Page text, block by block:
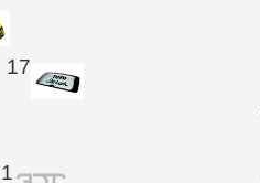
17
1